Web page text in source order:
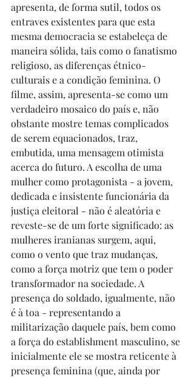
apresenta, de forma sutil, todos os
entraves existentes para que esta
mesma democracia se estabeleça de
maneira sólida, tais como o fanatismo
religioso, as diferenças étnico-
culturais e a condição feminina. O
filme, assim, apresenta-se como um
verdadeiro mosaico do país e, não
obstante mostre temas complicados
de serem equacionados, traz,
embutida, uma mensagem otimista
acerca do futuro. A escolha de uma
mulher como protagonista - a jovem,
dedicada e insistente funcionária da
justiça eleitoral - não é aleatória e
reveste-se de um forte significado: as
mulheres iranianas surgem, aqui,
como o vento que traz mudanças,
como a força motriz que tem o poder
transformador na sociedade. A
presença do soldado, igualmente, não
é à toa - representando a
militarização daquele país, bem como
a força do establishment masculino, se
inicialmente ele se mostra reticente à
presença feminina (que, ainda por